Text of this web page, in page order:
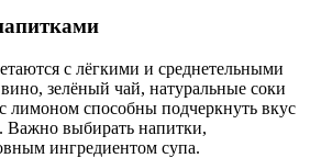
с лёгкими и среднетельными
зелёный чай, натуральные соки
лимоном способны подчеркнуть вкус
Важно выбирать напитки,
ингредиентом супа.